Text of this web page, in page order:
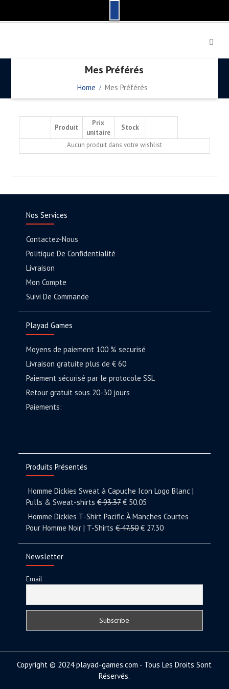
c
Mes Préférés
Home Mes Préférés
Produit
Prix
unitaire
Stock
Aucun produit dans votre wishlist
Nos Services
Contactez-Nous
Politique De Confidentialité
Livraison
Mon Compte
Suivi De Commande
Playad Games
Moyens de paiement 100 % securisé
Livraison gratuite plus de € 60
Paiement sécurisé par le protocole SSL
Retour gratuit sous 20-30 jours
Paiements:
Produits Présentés
Homme Dickies Sweat à Capuche Icon Logo Blanc |
Pulls & Sweat-shirts €93.37 € 50.05
Homme Dickies T-Shirt Pacific À Manches Courtes
Pour Homme Noir | T-Shirts €47.50 € 27.30
Newsletter
Email
Copyright © 2024 playad-games.com - Tous Les Droits Sont
Réservés.